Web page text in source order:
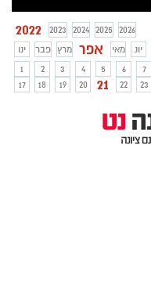
– משחקי חשיבה ענקיים
לאורך כל הסופ"ש –
סיורים מודרכים יצאו
אתר מורשת עולמית
2022 2023 2024 2025
2026
ינו
פבר מרץ אפר מאי יונ
1
2 3 4 5 6 7
17
18 19 20 21 22 23